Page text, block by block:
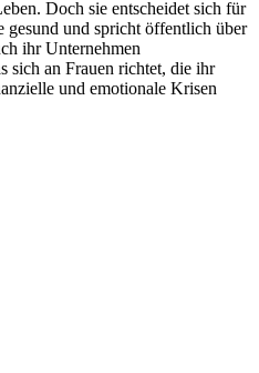
Doch sie entscheidet sich für
und spricht öffentlich über
ihr Unternehmen
sich an Frauen richtet, die ihr
und emotionale Krisen